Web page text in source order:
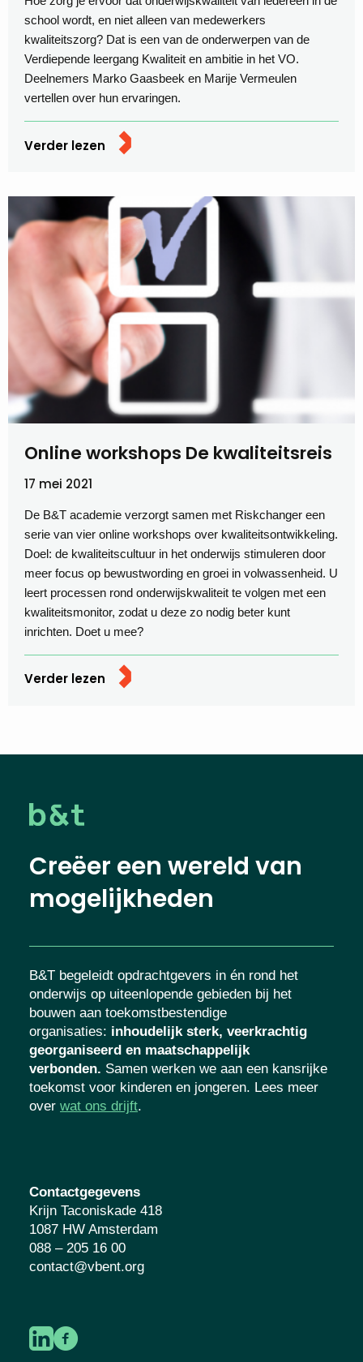
school wordt, en niet alleen van medewerkers
kwaliteitszorg? Dat is een van de onderwerpen van de
Verdiepende leergang Kwaliteit en ambitie in het VO.
Deelnemers Marko Gaasbeek en Marije Vermeulen
vertellen over hun ervaringen.
Verder lezen
Online workshops De kwaliteitsreis
17 mei 2021
De B&T academie verzorgt samen met Riskchanger een
serie van vier online workshops over kwaliteitsontwikkeling.
Doel: de kwaliteitscultuur in het onderwijs stimuleren door
meer focus op bewustwording en groei in volwassenheid. U
leert processen rond onderwijskwaliteit te volgen met een
kwaliteitsmonitor, zodat u deze zo nodig beter kunt
inrichten. Doet u mee?
Verder lezen
Creëer een wereld van
mogelijkheden
B&T begeleidt opdrachtgevers in én rond het
onderwijs op uiteenlopende gebieden bij het
bouwen aan toekomstbestendige
organisaties: inhoudelijk sterk, veerkrachtig
georganiseerd en maatschappelijk
verbonden. Samen werken we aan een kansrijke
toekomst voor kinderen en jongeren. Lees meer
over wat ons drijft.
Contactgegevens
Krijn Taconiskade 418
1087 HW Amsterdam
088 – 205 16 00
contact@vbent.org